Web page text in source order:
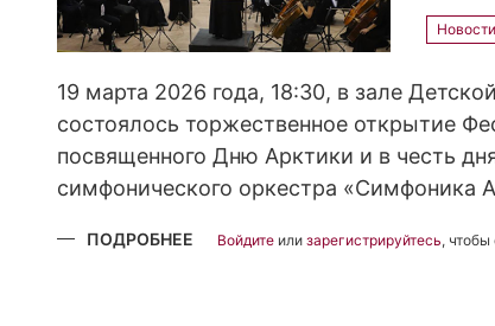
Новости
19 марта 2026 года, 18:30, в зале
состоялось торжественное открытие
посвященного Дню Арктики и в честь
симфонического оркестра «Симфоника
ПОДРОБНЕЕ Войдите или зарегистрируйтесь, чтобы